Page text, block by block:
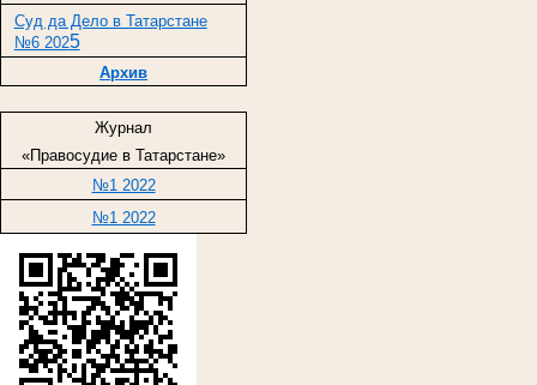
Суд да Дело в Татарстане
№6 2025
Архив
Журнал
«Правосудие в Татарстане»
№1 2022
№1 2022